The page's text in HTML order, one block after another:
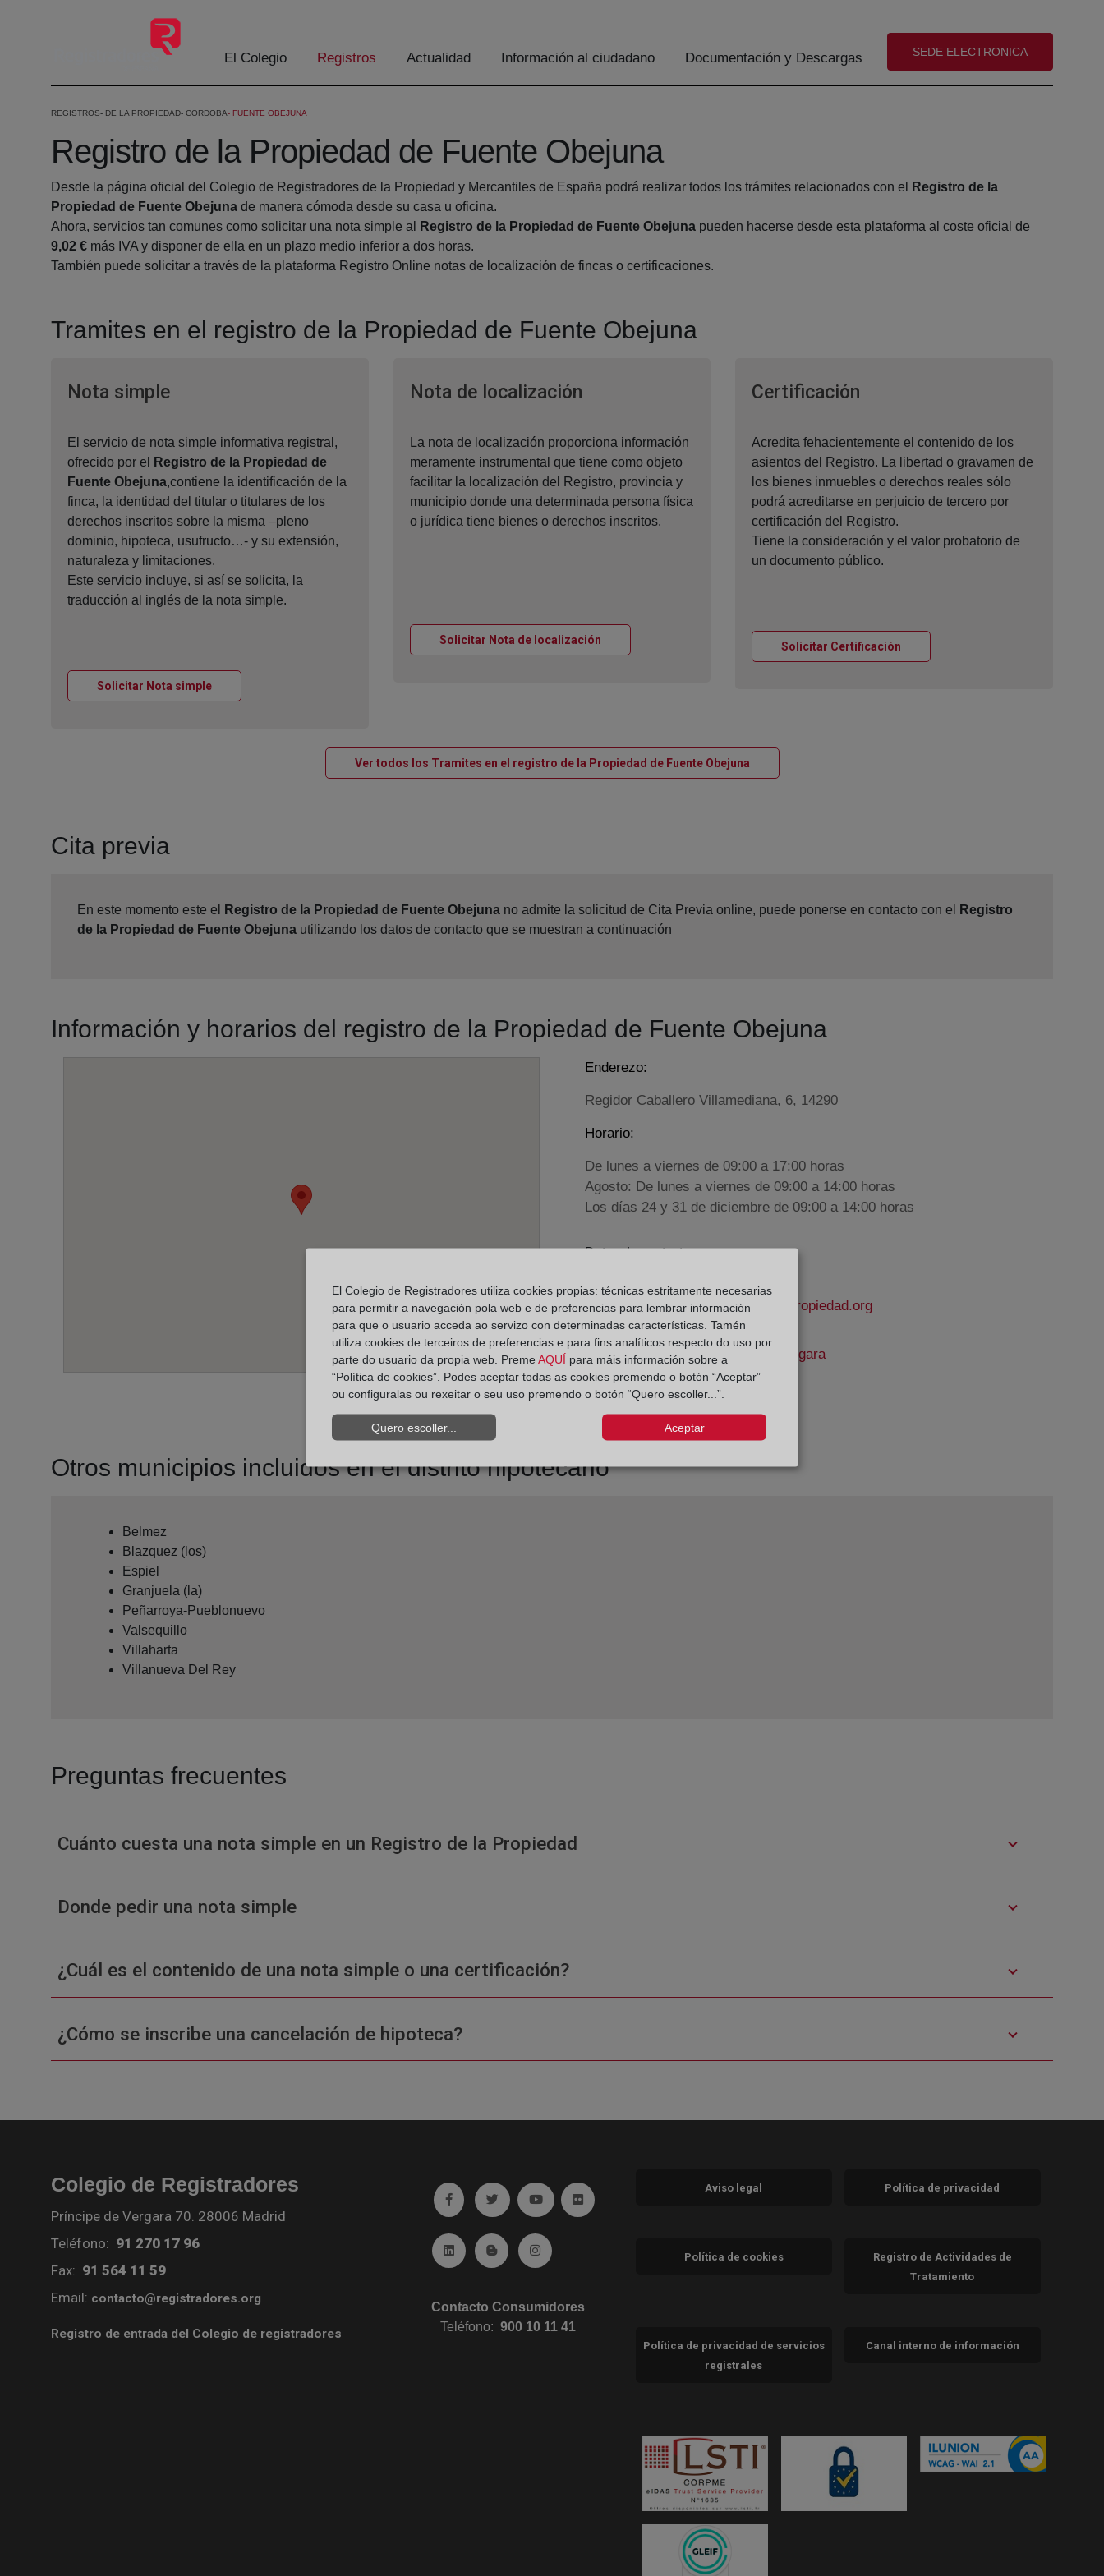
El Colegio Registros Actualidad Información al ciudadano Documentación y Descargas (abre en nueva ventana)
SEDE ELECTRONICA
REGISTROS DE LA PROPIEDAD CORDOBA FUENTE OBEJUNA
Registro de la Propiedad de Fuente Obejuna
Desde la página oficial del Colegio de Registradores de la Propiedad y Mercantiles de España podrá realizar todos los trámites relacionados con el
Registro de la
Propiedad de Fuente Obejuna de manera cómoda desde su casa u oficina.
Ahora, servicios tan comunes como solicitar una nota simple al
Registro de la Propiedad de Fuente Obejuna pueden hacerse desde esta plataforma al coste oficial de
9,02 € más IVA y disponer de ella en un plazo medio inferior a dos horas.
También puede solicitar a través de la plataforma Registro Online notas de localización de fincas o certificaciones.
Tramites en el registro de la Propiedad de Fuente Obejuna
Nota simpleVentana nueva
El servicio de nota simple informativa registral,
ofrecido por el
Registro de la Propiedad de
Fuente Obejuna,contiene la identificación de la
finca, la identidad del titular o titulares de los
derechos inscritos sobre la misma –pleno
dominio, hipoteca, usufructo…- y su extensión,
naturaleza y limitaciones.
Este servicio incluye, si así se solicita, la
traducción al inglés de la nota simple.
Solicitar Nota simpleVentana nueva
Nota de localizaciónVentana nueva
La nota de localización proporciona información
meramente instrumental que tiene como objeto
facilitar la localización del Registro, provincia y
municipio donde una determinada persona física
o jurídica tiene bienes o derechos inscritos.
Solicitar Nota de localizaciónVentana nueva
Certificación
Acredita fehacientemente el contenido de los
asientos del Registro. La libertad o gravamen de
los bienes inmuebles o derechos reales sólo
podrá acreditarse en perjuicio de tercero por
certificación del Registro.
Tiene la consideración y el valor probatorio de
un documento público.
Solicitar Certificación
Ver todos los Tramites en el registro de la Propiedad de Fuente ObejunaVentana nueva
Cita previa
En este momento este el Registro de la Propiedad de Fuente Obejuna no admite la solicitud de Cita Previa online, puede ponerse en contacto con el
Registro
de la Propiedad de Fuente Obejuna utilizando los datos de contacto que se muestran a continuación
Información y horarios del registro de la Propiedad de Fuente Obejuna
Enderezo:
Regidor Caballero Villamediana, 6, 14290
Horario:
De lunes a viernes de 09:00 a 17:00 horas
Agosto: De lunes a viernes de 09:00 a 14:00 horas
Los días 24 y 31 de diciembre de 09:00 a 14:00 horas
Datos de contacto:
fuenteobejuna@registrodelapropiedad.org
Datos del Registrador:
Ángela Azahara Fernández Vigara
Delegado de Protección de Datos:
dpo@corpme.es
Otros municipios incluidos en el distrito hipotecario
Belmez
Blazquez (los)
Espiel
Granjuela (la)
Peñarroya-Pueblonuevo
Valsequillo
Villaharta
Villanueva Del Rey
Preguntas frecuentes
Cuánto cuesta una nota simple en un Registro de la Propiedad
Donde pedir una nota simple
¿Cuál es el contenido de una nota simple o una certificación?
¿Cómo se inscribe una cancelación de hipoteca?
Colegio de Registradores
Príncipe de Vergara 70. 28006 Madrid
Teléfono: 91 270 17 96
Fax: 91 564 11 59
Email: contacto@registradores.org
Registro de entrada del Colegio de registradores
Ir a facebook (abre en ventana nueva)
Ir a twitter (abre en ventana nueva)
Ir a YouTube (abre en ventana nueva)
Ir a Flickr (abre en ventana nueva)
Ir a Linkedin (abre en ventana nueva)
Ir al Blog (abre en ventana nueva)
Ir a Instagram (abre en ventana nueva)
Contacto Consumidores
Teléfono:900 10 11 41
Aviso legal Política de privacidad
Política de cookies
Registro de Actividades de
Tratamiento
Política de privacidad de servicios
registrales
Canal interno de información
El Colegio de Registradores utiliza cookies propias: técnicas estritamente necesarias
para permitir a navegación pola web e de preferencias para lembrar información
para que o usuario acceda ao servizo con determinadas características. Tamén
utiliza cookies de terceiros de preferencias e para fins analíticos respecto do uso por
parte do usuario da propia web. Preme AQUÍ para máis información sobre a
“Política de cookies”. Podes aceptar todas as cookies premendo o botón “Aceptar”
ou configuralas ou rexeitar o seu uso premendo o botón “Quero escoller...”.
Quero escoller... Aceptar